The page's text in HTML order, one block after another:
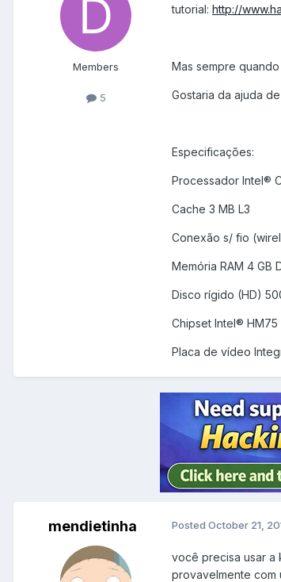
Members
5
tutorial: http://
Mas sempre
Gostaria da ajuda
Especificações:
Processador Intel®
Cache 3 MB L3
Conexão s/ fio
Memória RAM 4 GB
Disco rígido (HD)
Chipset Intel® HM75
Placa de vídeo
mendietinha Posted October 21,
você precisa usar a
provavelmente com